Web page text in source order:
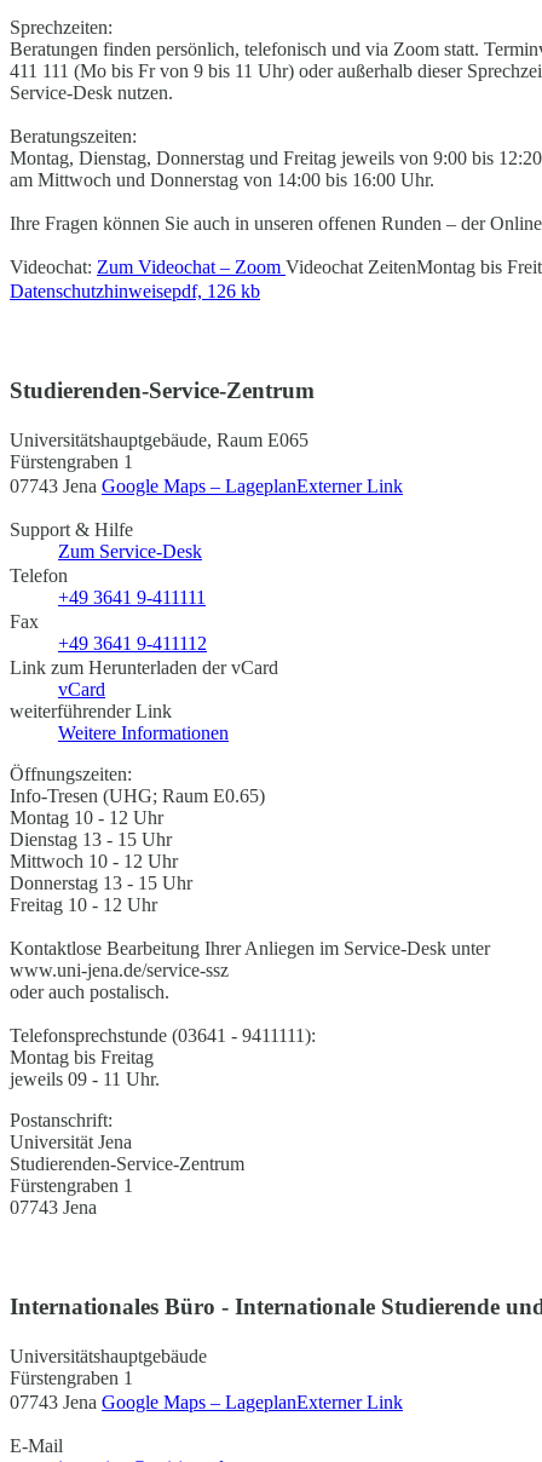
Sprechzeiten:
Beratungen finden persönlich, telefonisch und via Zoom statt.
411 111 (Mo bis Fr von 9 bis 11 Uhr) oder außerhalb dieser
Service-Desk nutzen.
Beratungszeiten:
Montag, Dienstag, Donnerstag und Freitag jeweils von 9:00 bis
am Mittwoch und Donnerstag von 14:00 bis 16:00 Uhr.
Ihre Fragen können Sie auch in unseren offenen Runden – der
Videochat: Zum Videochat – Zoom Videochat ZeitenMontag bis
Datenschutzhinweisepdf, 126 kb
Studierenden-Service-Zentrum
Universitätshauptgebäude, Raum E065
Fürstengraben 1
07743 Jena Google Maps – LageplanExterner Link
Support & Hilfe
Zum Service-Desk
Telefon
+49 3641 9-411111
Fax
+49 3641 9-411112
Link zum Herunterladen der vCard
vCard
weiterführender Link
Weitere Informationen
Öffnungszeiten:
Info-Tresen (UHG; Raum E0.65)
Montag 10 - 12 Uhr
Dienstag 13 - 15 Uhr
Mittwoch 10 - 12 Uhr
Donnerstag 13 - 15 Uhr
Freitag 10 - 12 Uhr
Kontaktlose Bearbeitung Ihrer Anliegen im Service-Desk unter
www.uni-jena.de/service-ssz
oder auch postalisch.
Telefonsprechstunde (03641 - 9411111):
Montag bis Freitag
jeweils 09 - 11 Uhr.
Postanschrift:
Universität Jena
Studierenden-Service-Zentrum
Fürstengraben 1
07743 Jena
Internationales Büro - Internationale Studierende
Universitätshauptgebäude
Fürstengraben 1
07743 Jena Google Maps – LageplanExterner Link
E-Mail